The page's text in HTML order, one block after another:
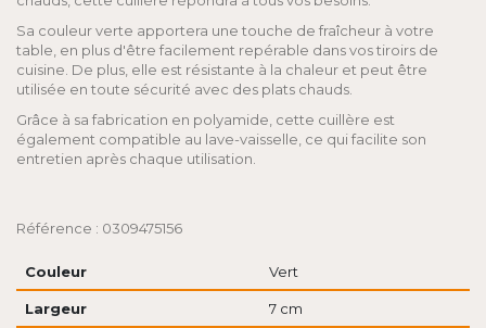
Sa couleur verte apportera une touche de fraîcheur à votre
table, en plus d'être facilement repérable dans vos tiroirs de
cuisine. De plus, elle est résistante à la chaleur et peut être
utilisée en toute sécurité avec des plats chauds.
Grâce à sa fabrication en polyamide, cette cuillère est
également compatible au lave-vaisselle, ce qui facilite son
entretien après chaque utilisation.
Référence : 0309475156
Couleur Vert
Largeur 7 cm